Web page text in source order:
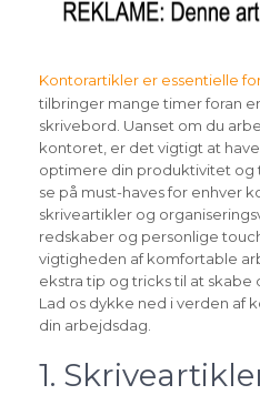
Kontorartikler er essentielle
tilbringer mange timer foran
skrivebord. Uanset om du
kontoret, er det vigtigt at
optimere din produktivitet og
se på must-haves for enhver
skriveartikler og
redskaber og personlige
vigtigheden af komfortable
ekstra tip og tricks til at
Lad os dykke ned i verden af
din arbejdsdag.
1.